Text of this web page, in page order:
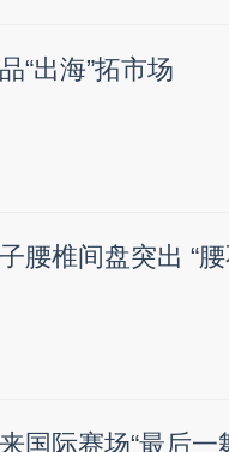
“出海”拓市场
腰椎间盘突出 “
国际赛场“最后一